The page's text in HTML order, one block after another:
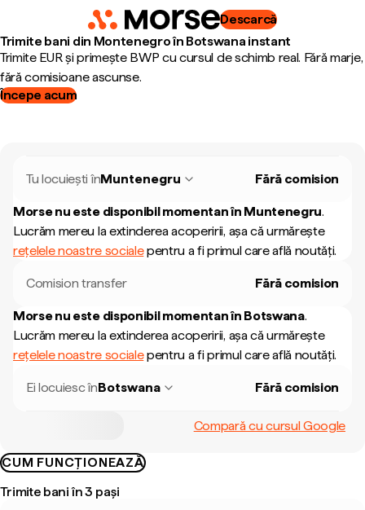
Descarcă
Trimite bani din Montenegro în Botswana instant
Trimite EUR și primește BWP cu cursul de schimb real. Fără marje,
fără comisioane ascunse.
Începe acum
Tu locuiești înMuntenegru Fără comision
Morse nu este disponibil momentan în Muntenegru.
Lucrăm mereu la extinderea acoperirii, așa că urmărește
rețelele noastre socialepentru a fi primul care află noutăți.
Comision transfer Fără comision
Morse nu este disponibil momentan în Botswana.
Lucrăm mereu la extinderea acoperirii, așa că urmărește
rețelele noastre socialepentru a fi primul care află noutăți.
Ei locuiesc înBotswana Fără comision
Compară cu cursul Google
CUM FUNCȚIONEAZĂ
Trimite bani în 3 pași